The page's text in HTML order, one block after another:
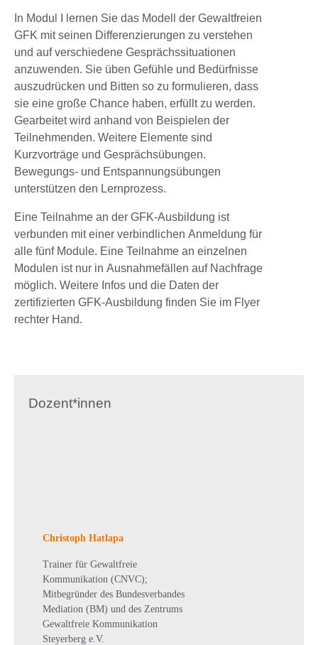
In Modul I lernen Sie das Modell der Gewaltfreien
GFK mit seinen Differenzierungen zu verstehen
und auf verschiedene Gesprächssituationen
anzuwenden. Sie üben Gefühle und Bedürfnisse
auszudrücken und Bitten so zu formulieren, dass
sie eine große Chance haben, erfüllt zu werden.
Gearbeitet wird anhand von Beispielen der
Teilnehmenden. Weitere Elemente sind
Kurzvorträge und Gesprächsübungen.
Bewegungs- und Entspannungsübungen
unterstützen den Lernprozess.
Eine Teilnahme an der GFK-Ausbildung ist
verbunden mit einer verbindlichen Anmeldung für
alle fünf Module. Eine Teilnahme an einzelnen
Modulen ist nur in Ausnahmefällen auf Nachfrage
möglich. Weitere Infos und die Daten der
zertifizierten GFK-Ausbildung finden Sie im Flyer
rechter Hand.
Dozent*innen
Christoph Hatlapa
Trainer für Gewaltfreie
Kommunikation (CNVC);
Mitbegründer des Bundesverbandes
Mediation (BM) und des Zentrums
Gewaltfreie Kommunikation
Steyerberg e.V.